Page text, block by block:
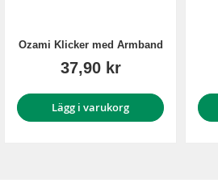
Ozami Klicker med Armband
37,90 kr
Lägg i varukorg